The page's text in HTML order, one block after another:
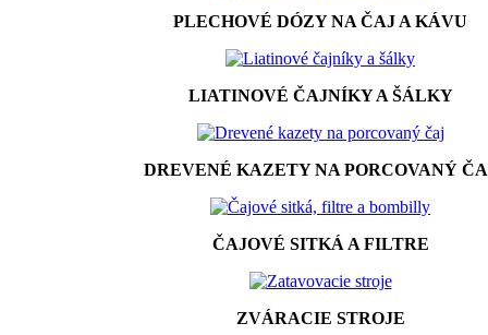
PLECHOVÉ DÓZY NA ČAJ A KÁVU
LIATINOVÉ ČAJNÍKY A ŠÁLKY
DREVENÉ KAZETY NA PORCOVANÝ
ČAJOVÉ SITKÁ A FILTRE
ZVÁRACIE STROJE